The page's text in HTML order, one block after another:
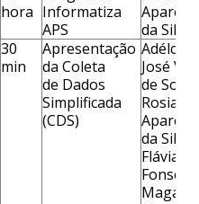
hora Informatiza
APS
da Silva
30
min
Apresentação
da Coleta
de Dados
Simplificada
(CDS)
Adélcio
José
de
Rosiane
da Silva
Flávia
Fonseca